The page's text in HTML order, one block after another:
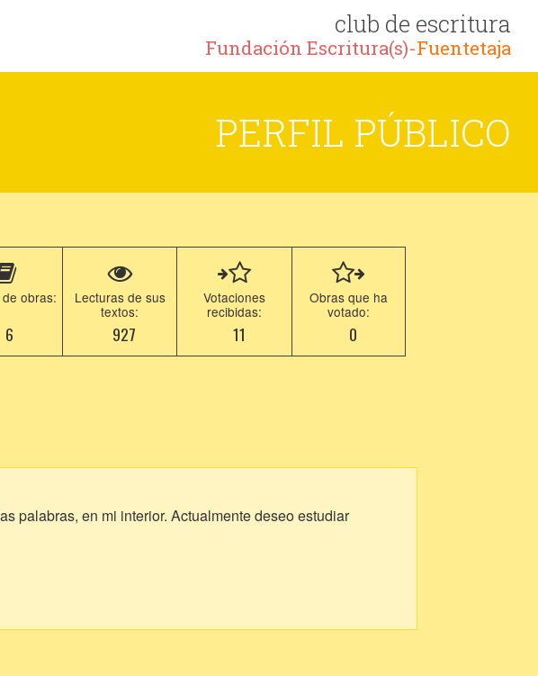
club de escritura
Fundación Escritura(s)-Fuentetaja
PERFIL PÚBLICO
obras:
6
Lecturas de sus
textos:
927
Votaciones
recibidas:
11
Obras que ha
votado:
0
palabras, en mi interior. Actualmente deseo estudiar